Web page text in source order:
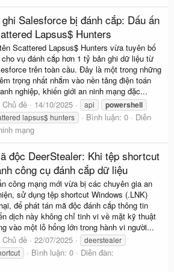
Salesforce bị đánh cắp: Dấu ấn
Lapsus$ Hunters
Scattered Lapsus$ Hunters vừa tuyên bố
vụ đánh cắp hơn 1 tỷ bản ghi dữ liệu từ
trên toàn cầu. Đây là một trong những
trọng nhất nhắm vào nền tảng điện toán
nghiệp, khiến giới an ninh mạng đặc...
Chủ đề 14/10/2025 api powershell
lapsus$ hunters Bình luận: 0
Diễn
mạng
độc DeerStealer: Khi tệp shortcut
công cụ đánh cắp dữ liệu
công mạng mới vừa bị các chuyên gia an
sử dụng tệp shortcut Windows (.LNK)
để phát tán mã độc đánh cắp thông tin
dịch này không chỉ tinh vi về mặt kỹ thuật
vào một lỗ hổng lớn trong hành vi người...
Chủ đề 22/07/2025 deerstealer
Bình luận: 0
Diễn đàn: